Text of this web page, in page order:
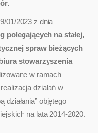
01/2023 z dnia
polegających na stałej,
spraw bieżących
stowarzyszenia
w ramach
działań w
działania” objętego
na lata 2014-2020.